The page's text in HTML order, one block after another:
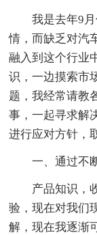
我是去年9
情，而缺乏对汽
融入到这个行业
识，一边摸索市
题，我经常请教
事，一起寻求解
进行应对方针，
一、通过不
产品知识，
验，现在对我们
解，现在我逐渐